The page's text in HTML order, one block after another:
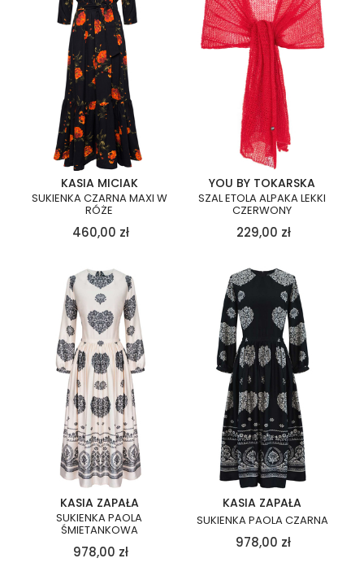
KASIA MICIAK
SUKIENKA CZARNA MAXI W
RÓŻE
460,00 zł
YOU BY TOKARSKA
SZAL ETOLA ALPAKA LEKKI
CZERWONY
229,00 zł
KASIA ZAPAŁA
SUKIENKA PAOLA
ŚMIETANKOWA
978,00 zł
KASIA ZAPAŁA
SUKIENKA PAOLA CZARNA
978,00 zł